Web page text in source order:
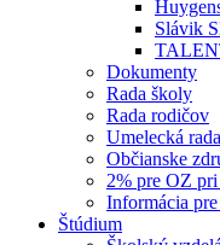
Slávik
Dokumenty
Rada školy
Rada rodičov
Umelecká rada
Občianske
2% pre OZ
Informácia
Štúdium